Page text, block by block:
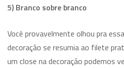
5) Branco sobre branco
Você provavelmente olhou pra
decoração se resumia ao filete
um close na decoração podemos